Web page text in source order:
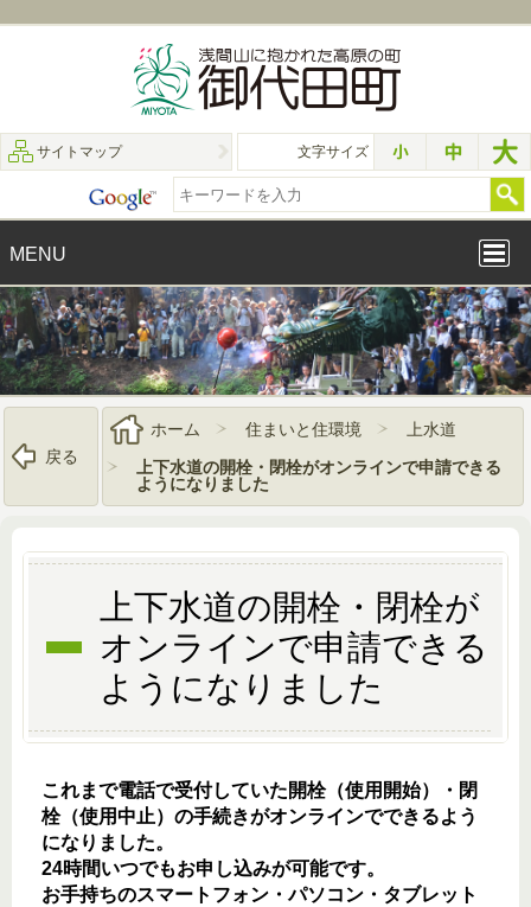
サイトマップ 文字サイズ
MENU
戻る
ホーム 住まいと住環境
上水道
上下水道の開栓・閉栓がオンラインで申請できる
ようになりました
上下水道の開栓・閉栓が
オンラインで申請できる
ようになりました
これまで電話で受付していた開栓（使用開始）・閉
栓（使用中止）の手続きがオンラインでできるよう
になりました。
24時間いつでもお申し込みが可能です。
お手持ちのスマートフォン・パソコン・タブレット